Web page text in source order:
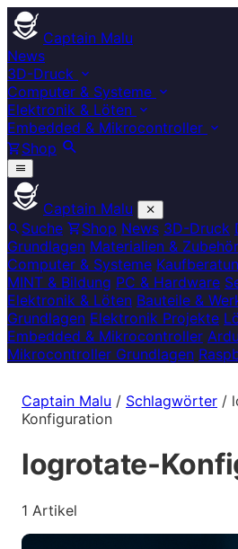
Captain Malu
News
3D-Druck
Computer & Systeme
Elektronik & Löten
Embedded & Mikrocontroller
Shop
Captain Malu
Suche
Shop News 3D-Druck
Grundlagen Materialien & Zubehör
Computer & Systeme
MINT & Bildung PC & Hardware
Elektronik & Löten Bauteile &
Grundlagen Elektronik Projekte
Embedded & Mikrocontroller
Mikrocontroller Grundlagen
Captain Malu / Schlagwörter /
Konfiguration
logrotate-
1 Artikel